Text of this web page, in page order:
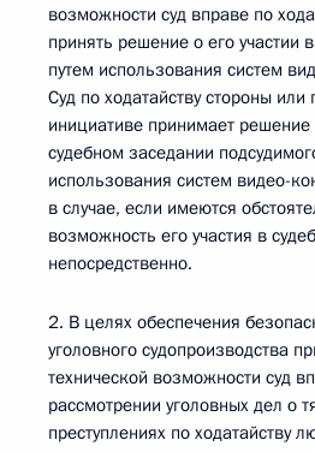
возможности суд вправе по
принять решение о его участии
путем использования систем
Суд по ходатайству стороны или
инициативе принимает решение
судебном заседании
использования систем видео-
в случае, если имеются
возможность его участия в
непосредственно.
2. В целях обеспечения
уголовного судопроизводства
технической возможности суд
рассмотрении уголовных дел о
преступлениях по ходатайству